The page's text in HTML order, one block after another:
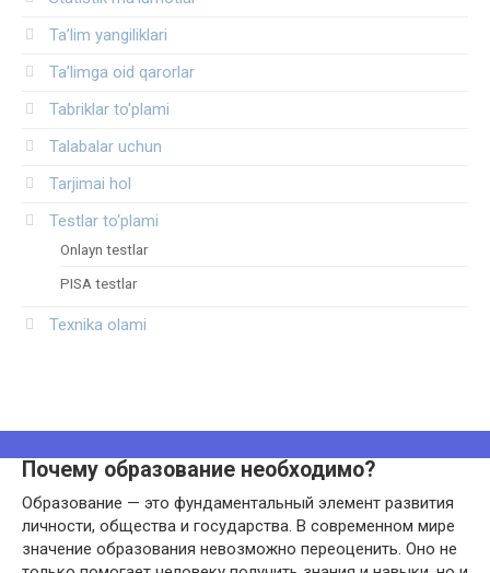
Ta’lim yangiliklari
Ta’limga oid qarorlar
Tabriklar to'plami
Talabalar uchun
Tarjimai hol
Testlar to‘plami
Onlayn testlar
PISA testlar
Texnika olami
Почему образование необходимо?
Образование — это фундаментальный элемент развития
личности, общества и государства. В современном мире
значение образования невозможно переоценить. Оно не